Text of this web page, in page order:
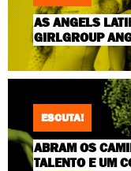
AS ANGELS
GIRLGROUP
ESCUTA!
ABRAM OS
TALENTO E UM